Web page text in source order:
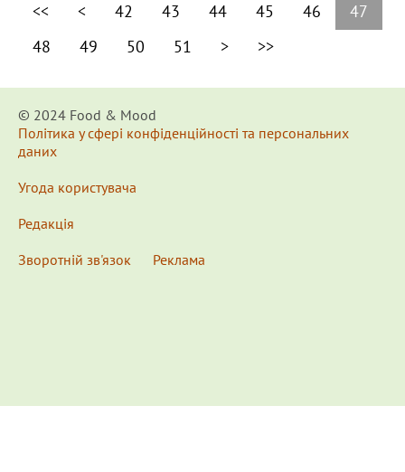
<< < 42 43 44 45 46
47
48
49 50 51 > >>
© 2024 Food & Мood
Політика у сфері конфіденційності та персональних
даних
Угода користувача
Редакція
Зворотній зв'язок
Реклама